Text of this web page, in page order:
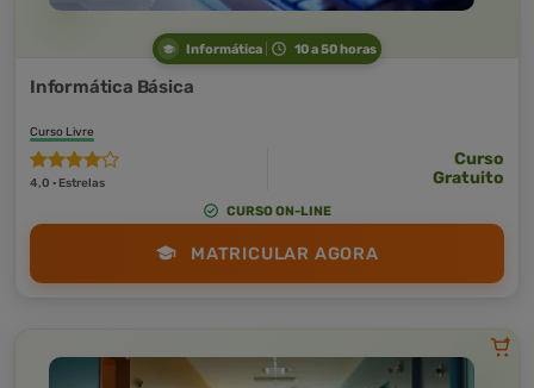
Informática 10 a 50 horas
Informática Básica
Curso Livre
4,0 · Estrelas
Curso
Gratuito
CURSO ON-LINE
MATRICULAR AGORA